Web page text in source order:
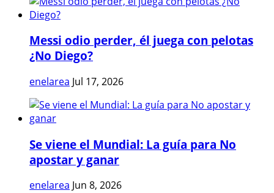
Messi odio perder, él juega con pelotas
¿No Diego?
enelarea Jul 17, 2026
Se viene el Mundial: La guía para No
apostar y ganar
enelarea Jun 8, 2026